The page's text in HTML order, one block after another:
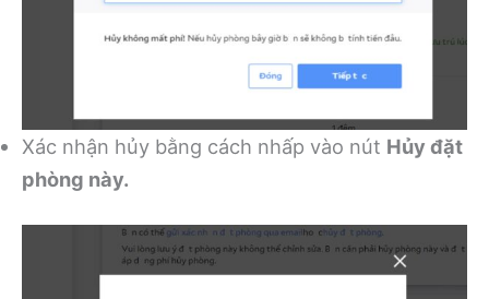
Xác nhận hủy bằng cách nhấp vào nút Hủy đặt
phòng này.